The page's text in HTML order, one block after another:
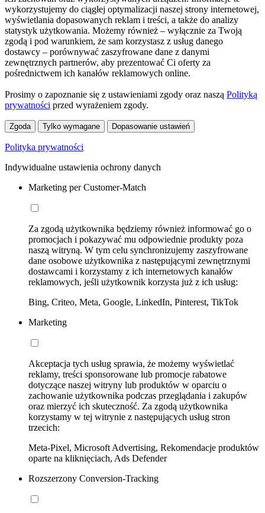
wykorzystujemy do ciągłej optymalizacji naszej strony internetowej,
wyświetlania dopasowanych reklam i treści, a także do analizy
statystyk użytkowania. Możemy również – wyłącznie za Twoją
zgodą i pod warunkiem, że sam korzystasz z usług danego
dostawcy – porównywać zaszyfrowane dane z danymi
zewnętrznych partnerów, aby prezentować Ci oferty za
pośrednictwem ich kanałów reklamowych online.
Prosimy o zapoznanie się z ustawieniami zgody oraz naszą Polityką
prywatności przed wyrażeniem zgody.
Zgoda Tylko wymagane Dopasowanie ustawień
Polityka prywatności
Indywidualne ustawienia ochrony danych
Marketing per Customer-Match
Za zgodą użytkownika będziemy również informować go o
promocjach i pokazywać mu odpowiednie produkty poza
naszą witryną. W tym celu synchronizujemy zaszyfrowane
dane osobowe użytkownika z następującymi zewnętrznymi
dostawcami i korzystamy z ich internetowych kanałów
reklamowych, jeśli użytkownik korzysta już z ich usług:
Bing, Criteo, Meta, Google, LinkedIn, Pinterest, TikTok
Marketing
Akceptacja tych usług sprawia, że możemy wyświetlać
reklamy, treści sponsorowane lub promocje rabatowe
dotyczące naszej witryny lub produktów w oparciu o
zachowanie użytkownika podczas przeglądania i zakupów
oraz mierzyć ich skuteczność. Za zgodą użytkownika
korzystamy w tej witrynie z następujących usług stron
trzecich:
Meta-Pixel, Microsoft Advertising, Rekomendacje produktów
oparte na kliknięciach, Ads Defender
Rozszerzony Conversion-Tracking